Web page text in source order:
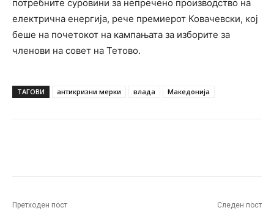
потребните суровини за непречено производство на
електрична енергија, рече премиерот Ковачевски, кој
беше на почетокот на кампањата за изборите за
членови на совет на Тетово.
ТАГОВИ антикризни мерки влада Македонија
Претходен пост Следен пост